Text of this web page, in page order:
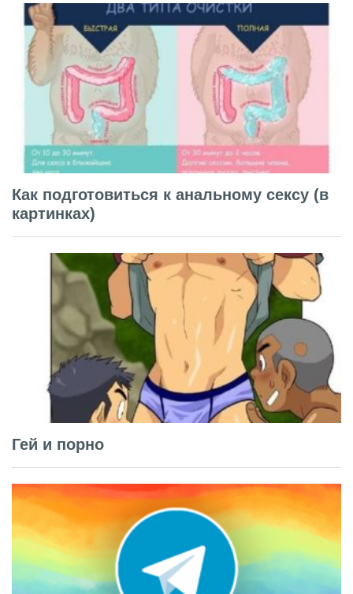
Как подготовиться к анальному сексу (в
картинках)
Гей и порно